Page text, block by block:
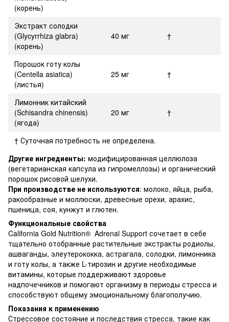
(корень)
Экстракт солодки
(Glycyrrhiza glabra)
(корень)
40 мг †
Порошок готу колы
(Centella asiatica)
(листья)
25 мг †
Лимонник китайский
(Schisandra chinensis)
(ягода)
20 мг †
† Суточная потребность не определена.
Другие ингредиенты: модифицированная целлюлоза
(вегетарианская капсула из гипромеллозы) и органический
порошок рисовой шелухи.
При производстве не используются: молоко, яйца, рыба,
ракообразные и моллюски, древесные орехи, арахис,
пшеница, соя, кунжут и глютен.
Функциональные свойства
California Gold Nutrition® Adrenal Support сочетает в себе
тщательно отобранные растительные экстракты родиолы,
ашваганды, элеутерококка, астрагала, солодки, лимонника
и готу колы, а также L-тирозин и другие необходимые
витамины, которые поддерживают здоровье
надпочечников и помогают организму в периоды стресса и
способствуют общему эмоциональному благополучию.
Показания к применению
Стрессовое состояние и последствия стресса, такие как